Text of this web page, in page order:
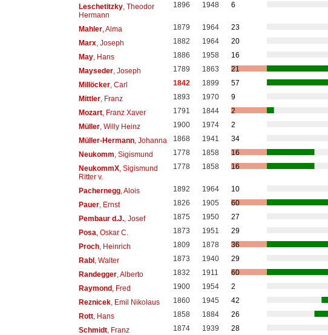
Leschetitzky, Theodor
Hermann
1896 1948 6
Mahler, Alma 1879 1964
23
Marx, Joseph 1882 1964
20
May, Hans 1886 1958
16
Mayseder, Joseph 1789 1863
21
Millöcker, Carl 1842 1899
57
Mittler, Franz 1893 1970
9
Mozart, Franz Xaver 1791 1844
2
Müller, Willy Heinz 1900 1974
2
Müller-Hermann, Johanna 1868 1941
34
Neukomm , Sigismund 1778 1858
16
NeukommX, Sigismund
Ritter v.
1778 1858 16
Pachernegg, Alois 1892 1964
10
Pauer, Ernst 1826 1905
60
Pembaur d.J., Josef 1875 1950
27
Posa , Oskar C. 1873 1951
29
Proch, Heinrich 1809 1878
36
Rabl, Walter 1873 1940
29
Randegger, Alberto 1832 1911
60
Raymond, Fred 1900 1954
2
Reznicek, Emil Nikolaus 1860 1945
42
Rott, Hans 1858 1884
26
Schmidt, Franz 1874 1939
28